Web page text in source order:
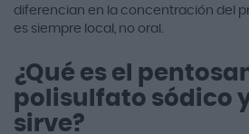
diferencian en la concentración del
es siempre local, no oral.
¿Qué es el
polisulfato sódico
sirve?